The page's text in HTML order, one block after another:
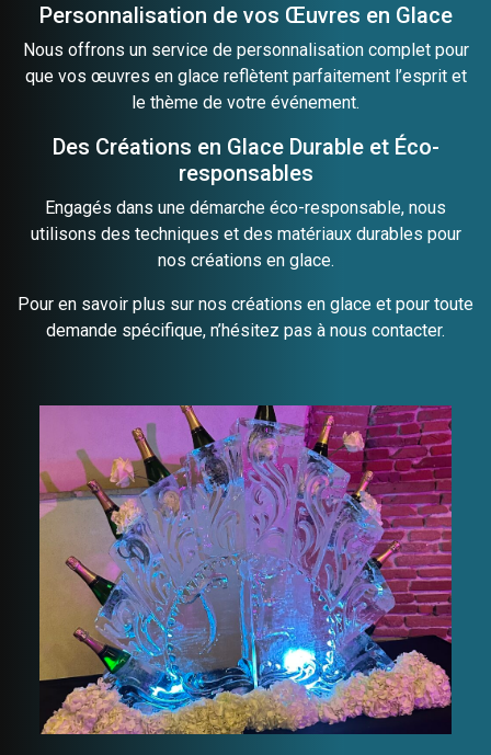
Personnalisation de vos Œuvres en Glace
Nous offrons un service de personnalisation complet pour
que vos œuvres en glace reflètent parfaitement l’esprit et
le thème de votre événement.
Des Créations en Glace Durable et Éco-
responsables
Engagés dans une démarche éco-responsable, nous
utilisons des techniques et des matériaux durables pour
nos créations en glace.
Pour en savoir plus sur nos créations en glace et pour toute
demande spécifique, n’hésitez pas à nous contacter.
Mariage voyageurs